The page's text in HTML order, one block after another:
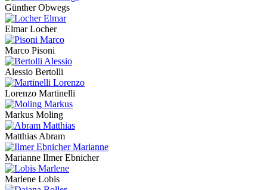
Günther Obwegs
Elmar Locher
Marco Pisoni
Alessio Bertolli
Lorenzo Martinelli
Markus Moling
Matthias Abram
Marianne Ilmer Ebnicher
Marlene Lobis